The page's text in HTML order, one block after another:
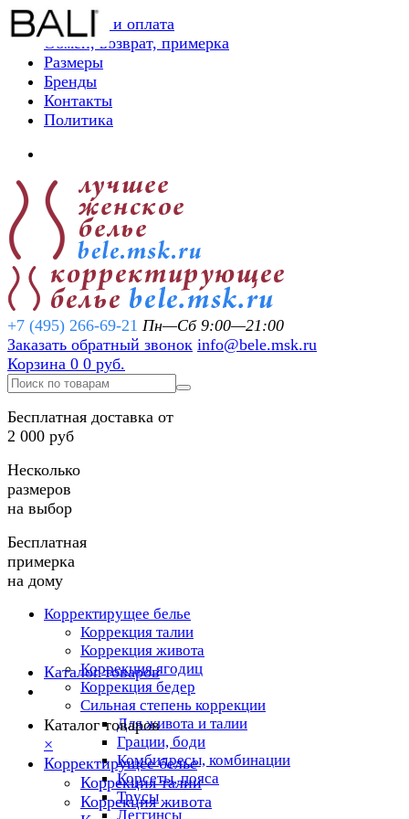
Доставка и оплата
Обмен, возврат, примерка
Размеры
Бренды
Контакты
Политика
+7 (495) 266-69-21 Пн—Сб 9:00—21:00
Заказать обратный звонок info@bele.msk.ru
Корзина 0 0 руб.
Бесплатная доставка от
2 000 руб
Несколько
размеров
на выбор
Бесплатная
примерка
на дому
Корректирущее белье
Коррекция талии
Коррекция живота
Коррекция ягодиц
Коррекция бедер
Сильная степень коррекции
Для живота и талии
Грации, боди
Комбидресы, комбинации
Корсеты, пояса
Трусы
Леггинсы
Каталог товаров
Каталог товаров
×
Корректирущее белье
Коррекция талии
Коррекция живота